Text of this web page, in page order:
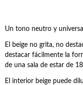
Un tono neutro y
El beige no grita, no
destacar fácilmente la
de una sala de estar de
El interior beige puede